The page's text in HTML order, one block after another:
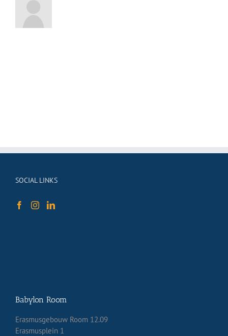
SOCIAL LINKS
Babylon Room
Erasmusgebouw Room 12.09
Erasmusplein 1